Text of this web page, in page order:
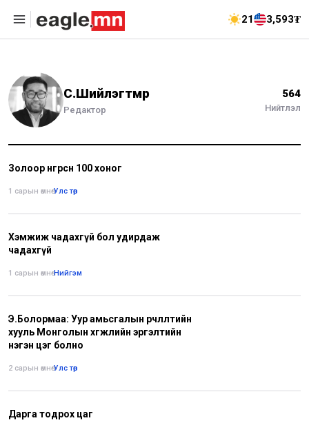
21 3,593₮
С.Шийлэгтөмөр
Редактор
564
Нийтлэл
Золоор өнгөрсөн 100 хоног
1 сарын өмнө•Улс төр
Хэмжиж чадахгүй бол удирдаж
чадахгүй
1 сарын өмнө•Нийгэм
Э.Болормаа: Уур амьсгалын өөрчлөлтийн
хууль Монголын хөгжлийн эргэлтийн
нэгэн цэг болно
2 сарын өмнө•Улс төр
Дарга тодрох цаг